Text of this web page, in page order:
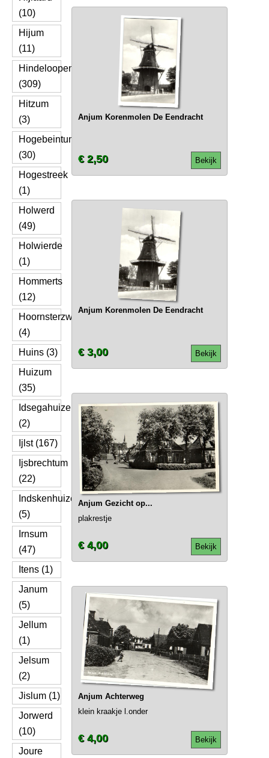
(10)
Hijum
(11)
Hindeloopen
(309)
Hitzum
(3)
Hogebeintum
(30)
Hogestreek
(1)
Holwerd
(49)
Holwierde
(1)
Hommerts
(12)
Hoornsterzwaag
(4)
Huins (3)
Huizum
(35)
Idsegahuizen
(2)
Ijlst (167)
Ijsbrechtum
(22)
Indskenhuizen
(5)
Irnsum
(47)
Itens (1)
Janum
(5)
Jellum
(1)
Jelsum
(2)
Jislum (1)
Jorwerd
(10)
Joure
Anjum Korenmolen De Eendracht
Bekijk
€ 2,50
Anjum Korenmolen De Eendracht
Bekijk
€ 3,00
Anjum Gezicht op...
plakrestje
Bekijk
€ 4,00
Anjum Achterweg
klein kraakje l.onder
Bekijk
€ 4,00